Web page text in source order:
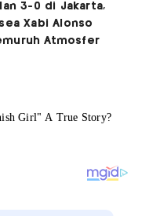
3-0 di Jakarta,
Xabi Alonso
Atmosfer